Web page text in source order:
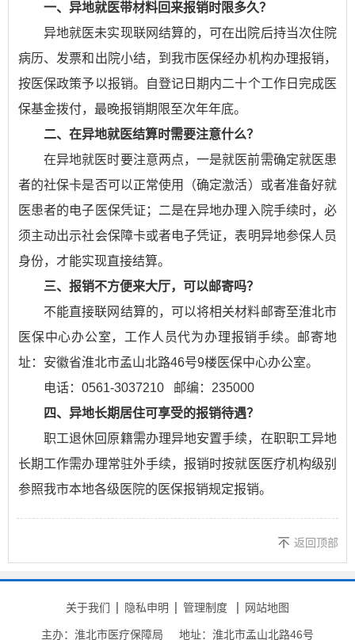
一、异地就医带材料回来报销时限多久？
异地就医未实现联网结算的，可在出院后持当次住院
病历、发票和出院小结，到我市医保经办机构办理报销，
按医保政策予以报销。自登记日期内二十个工作日完成医
保基金拨付，最晚报销期限至次年年底。
二、在异地就医结算时需要注意什么？
在异地就医时要注意两点，一是就医前需确定就医患
者的社保卡是否可以正常使用（确定激活）或者准备好就
医患者的电子医保凭证；二是在异地办理入院手续时，必
须主动出示社会保障卡或者电子凭证，表明异地参保人员
身份，才能实现直接结算。
三、报销不方便来大厅，可以邮寄吗？
不能直接联网结算的，可以将相关材料邮寄至淮北市
医保中心办公室，工作人员代为办理报销手续。邮寄地
址：安徽省淮北市孟山北路46号9楼医保中心办公室。
电话：0561-3037210 邮编：235000
四、异地长期居住可享受的报销待遇？
职工退休回原籍需办理异地安置手续，在职职工异地
长期工作需办理常驻外手续，报销时按就医医疗机构级别
参照我市本地各级医院的医保报销规定报销。
返回顶部
关于我们 隐私申明 管理制度 网站地图
主办：淮北市医疗保障局 地址：淮北市孟山北路46号